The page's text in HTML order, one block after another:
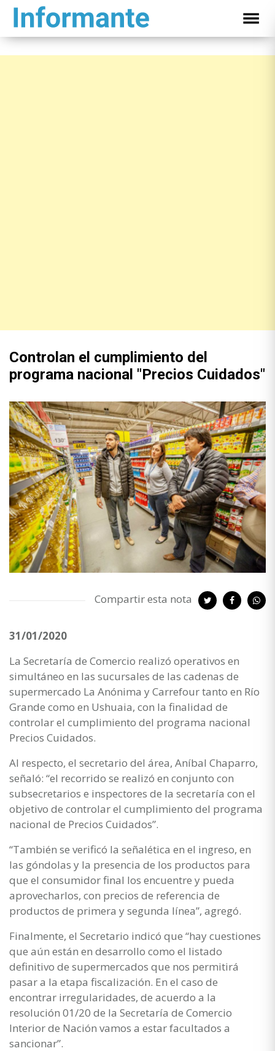
Controlan el cumplimiento del
programa nacional "Precios Cuidados"
Compartir esta nota
31/01/2020
La Secretaría de Comercio realizó operativos en
simultáneo en las sucursales de las cadenas de
supermercado La Anónima y Carrefour tanto en Río
Grande como en Ushuaia, con la finalidad de
controlar el cumplimiento del programa nacional
Precios Cuidados.
Al respecto, el secretario del área, Aníbal Chaparro,
señaló: “el recorrido se realizó en conjunto con
subsecretarios e inspectores de la secretaría con el
objetivo de controlar el cumplimiento del programa
nacional de Precios Cuidados”.
“También se verificó la señalética en el ingreso, en
las góndolas y la presencia de los productos para
que el consumidor final los encuentre y pueda
aprovecharlos, con precios de referencia de
productos de primera y segunda línea”, agregó.
Finalmente, el Secretario indicó que “hay cuestiones
que aún están en desarrollo como el listado
definitivo de supermercados que nos permitirá
pasar a la etapa fiscalización. En el caso de
encontrar irregularidades, de acuerdo a la
resolución 01/20 de la Secretaría de Comercio
Interior de Nación vamos a estar facultados a
sancionar”.